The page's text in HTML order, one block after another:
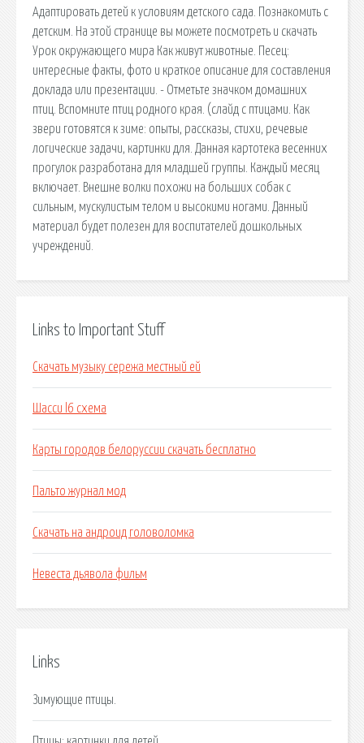
Адаптировать детей к условиям детского сада. Познакомить с
детским. На этой странице вы можете посмотреть и скачать
Урок окружающего мира Как живут животные. Песец:
интересные факты, фото и краткое описание для составления
доклада или презентации. - Отметьте значком домашних
птиц. Вспомните птиц родного края. (слайд с птицами. Как
звери готовятся к зиме: опыты, рассказы, стихи, речевые
логические задачи, картинки для. Данная картотека весенних
прогулок разработана для младшей группы. Каждый месяц
включает. Внешне волки похожи на больших собак с
сильным, мускулистым телом и высокими ногами. Данный
материал будет полезен для воспитателей дошкольных
учреждений.
Links to Important Stuff
Скачать музыку сережа местный ей
Шасси l6 схема
Карты городов белоруссии скачать бесплатно
Пальто журнал мод
Скачать на андроид головоломка
Невеста дьявола фильм
Links
Зимующие птицы.